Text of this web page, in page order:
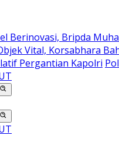
Berinovasi, Bripda
Vital, Korsabhara
Pergantian Kapolri